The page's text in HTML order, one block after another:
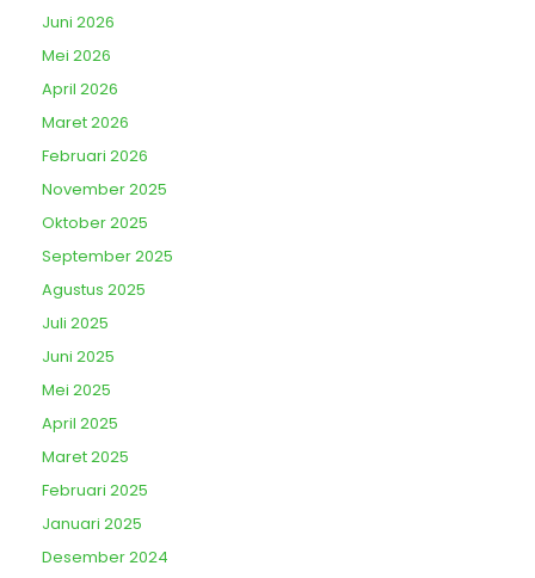
Juni 2026
Mei 2026
April 2026
Maret 2026
Februari 2026
November 2025
Oktober 2025
September 2025
Agustus 2025
Juli 2025
Juni 2025
Mei 2025
April 2025
Maret 2025
Februari 2025
Januari 2025
Desember 2024